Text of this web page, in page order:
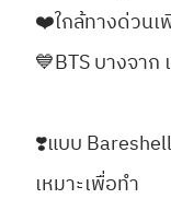
❤️ใกล้ทางด่วนเ
💙BTS บางจาก
❣️แบบ
เหมาะเพื่อทำ